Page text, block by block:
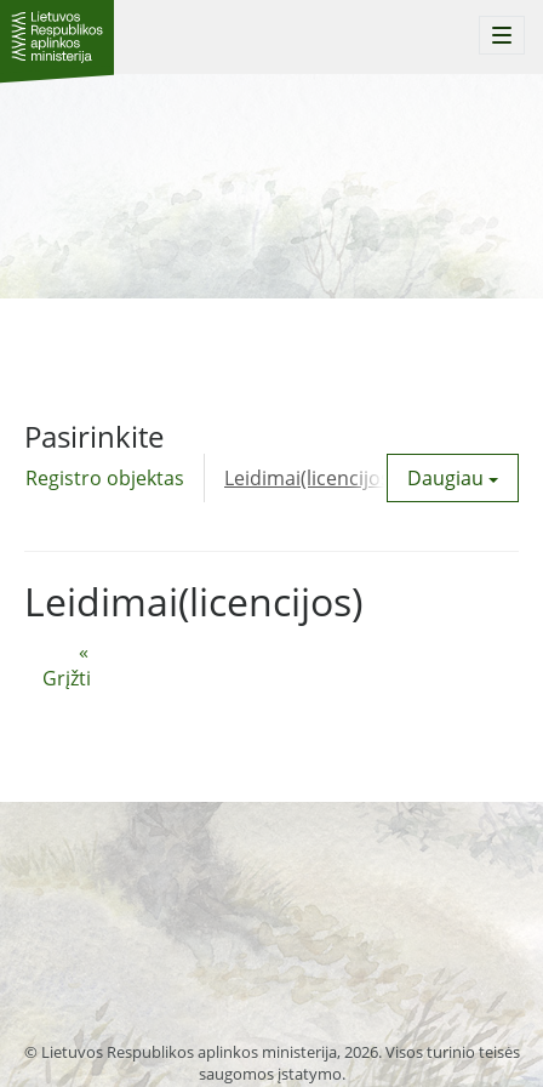
Pasirinkite
Registro objektas Leidimai(licencijos) Daugiau
«
Grįžti
Leidimai(licencijos)
© Lietuvos Respublikos aplinkos ministerija, 2026. Visos turinio teisės
saugomos įstatymo.